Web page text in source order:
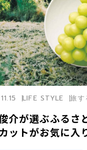
介が選ぶふる
ットがお気に入
LIFE STYLE 旅す